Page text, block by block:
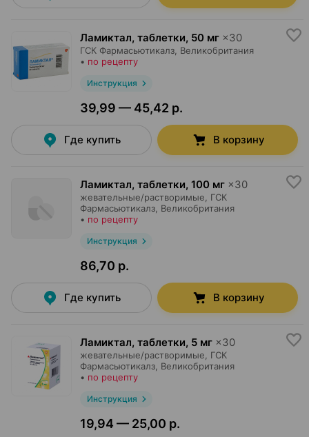
Ламиктал, таблетки, 50 мг ×30
ГСК Фармасьютикалз , Великобритания
• по рецепту
Инструкция
39,99 — 45,42 р.
Где купить В корзину
Ламиктал, таблетки, 100 мг ×30
жевательные/растворимые,
ГСК
Фармасьютикалз , Великобритания
• по рецепту
Инструкция
86,70 р.
Где купить В корзину
Ламиктал, таблетки, 5 мг ×30
жевательные/растворимые,
ГСК
Фармасьютикалз , Великобритания
• по рецепту
Инструкция
19,94 — 25,00 р.